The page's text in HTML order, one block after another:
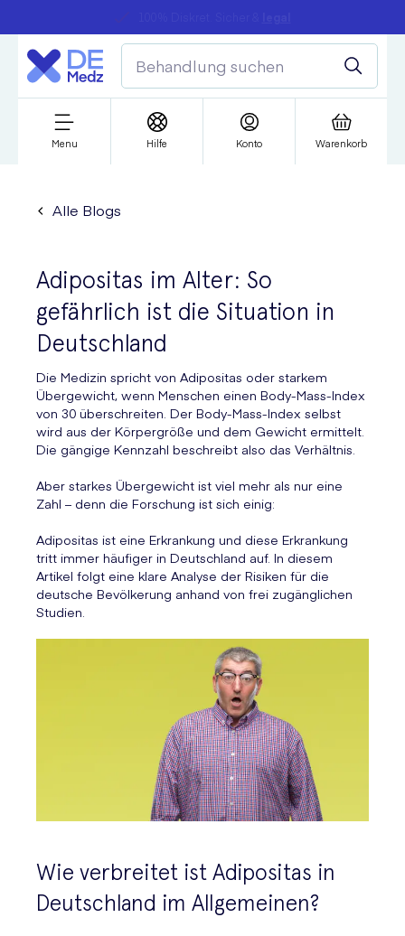
Menu Hilfe Konto Warenkorb
Alle Blogs
Adipositas im Alter: So
gefährlich ist die Situation in
Deutschland
Die Medizin spricht von Adipositas oder starkem
Übergewicht, wenn Menschen einen Body-Mass-Index
von 30 überschreiten. Der Body-Mass-Index selbst
wird aus der Körpergröße und dem Gewicht ermittelt.
Die gängige Kennzahl beschreibt also das Verhältnis.
Aber starkes Übergewicht ist viel mehr als nur eine
Zahl – denn die Forschung ist sich einig:
Adipositas ist eine Erkrankung und diese Erkrankung
tritt immer häufiger in Deutschland auf. In diesem
Artikel folgt eine klare Analyse der Risiken für die
deutsche Bevölkerung anhand von frei zugänglichen
Studien.
Wie verbreitet ist Adipositas in
Deutschland im Allgemeinen?